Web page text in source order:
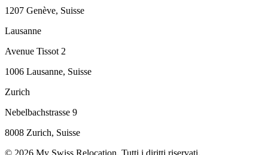
1207 Genève, Suisse
Lausanne
Avenue Tissot 2
1006 Lausanne, Suisse
Zurich
Nebelbachstrasse 9
8008 Zurich, Suisse